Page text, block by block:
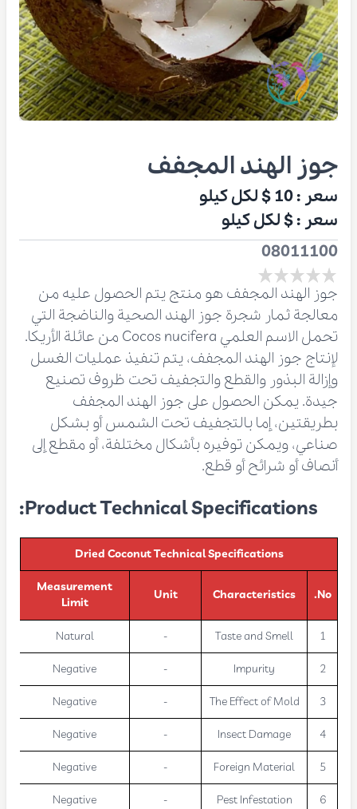
جوز الهند المجفف
سعر :
لكل كيلو
سعر :$لكل كيلو
08011100
جوز الهند المجفف هو منتج يتم الحصول عليه من
معالجة ثمار شجرة جوز الهند الصحية والناضجة التي
تحمل الاسم العلمي Cocos nucifera من عائلة الأريكا.
لإنتاج جوز الهند المجفف، يتم تنفيذ عمليات الغسل
وإزالة البذور والقطع والتجفيف تحت ظروف تصنيع
جيدة. يمكن الحصول على جوز الهند المجفف
بطريقتين، إما بالتجفيف تحت الشمس أو بشكل
صناعي، ويمكن توفيره بأشكال مختلفة، أو مقطع إلى
أنصاف أو شرائح أو قطع.
Product Technical Specifications:
Dried Coconut Technical Specifications
No.
Characteristics
Unit
Measurement
Limit
1
Taste and Smell
-
Natural
2
Impurity
-
Negative
3
The Effect of Mold
-
Negative
4
Insect Damage
-
Negative
5
Foreign Material
-
Negative
6
Pest Infestation
-
Negative